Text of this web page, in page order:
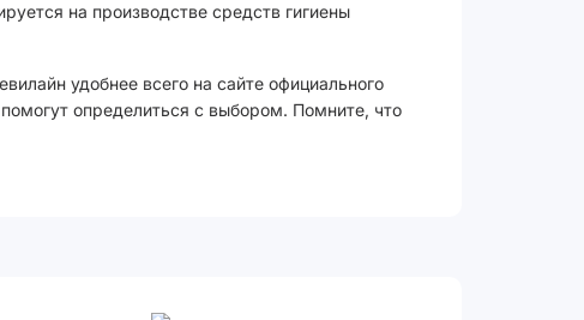
на производстве средств гигиены
удобнее всего на сайте официального
определиться с выбором. Помните, что